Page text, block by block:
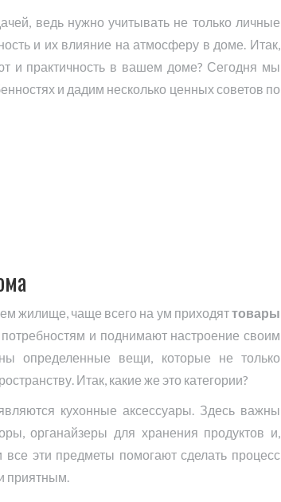
ведь нужно учитывать не только личные
и их влияние на атмосферу в доме. Итак,
и практичность в вашем доме? Сегодня мы
и дадим несколько ценных советов по
жилище, чаще всего на ум приходяттовары
и поднимают настроение своим
определенные вещи, которые не только
Итак, какие же это категории?
кухонные аксессуары. Здесь важны
органайзеры для хранения продуктов и,
эти предметы помогают сделать процесс
приятным.